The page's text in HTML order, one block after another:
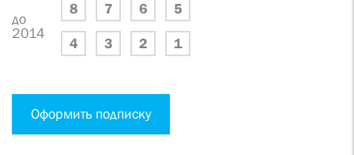
до
2014
8 7 6 5
4 3 2 1
Оформить подписку